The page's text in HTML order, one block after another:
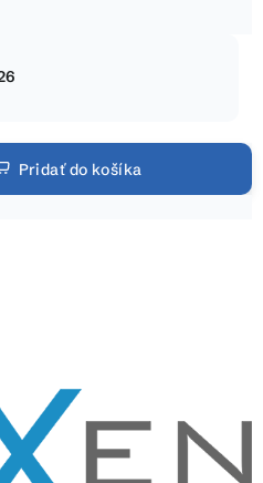
Pridať do košíka